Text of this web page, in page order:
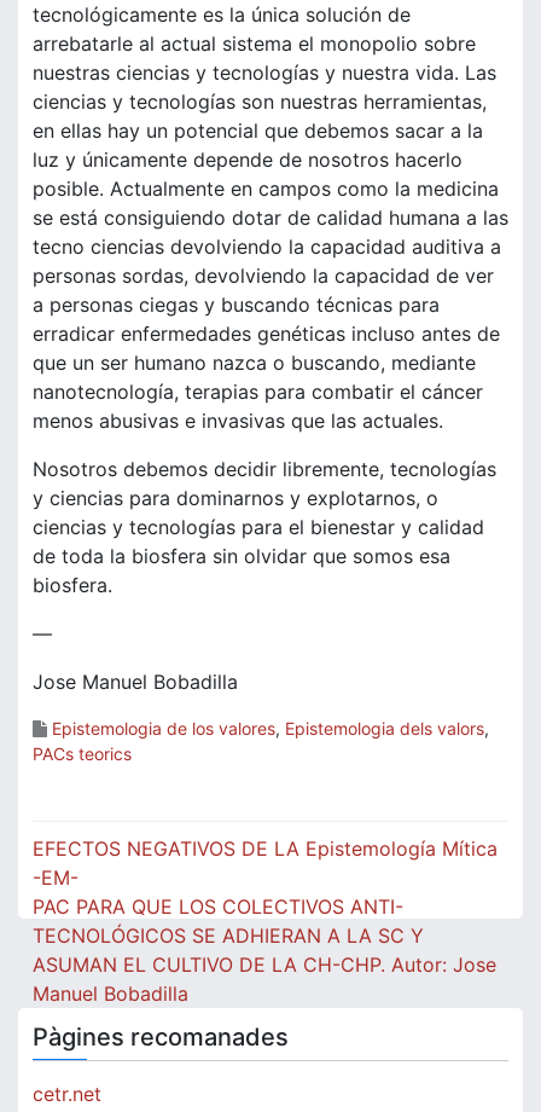
tecnológicamente es la única solución de
arrebatarle al actual sistema el monopolio sobre
nuestras ciencias y tecnologías y nuestra vida. Las
ciencias y tecnologías son nuestras herramientas,
en ellas hay un potencial que debemos sacar a la
luz y únicamente depende de nosotros hacerlo
posible. Actualmente en campos como la medicina
se está consiguiendo dotar de calidad humana a las
tecno ciencias devolviendo la capacidad auditiva a
personas sordas, devolviendo la capacidad de ver
a personas ciegas y buscando técnicas para
erradicar enfermedades genéticas incluso antes de
que un ser humano nazca o buscando, mediante
nanotecnología, terapias para combatir el cáncer
menos abusivas e invasivas que las actuales.
Nosotros debemos decidir libremente, tecnologías
y ciencias para dominarnos y explotarnos, o
ciencias y tecnologías para el bienestar y calidad
de toda la biosfera sin olvidar que somos esa
biosfera.
—
Jose Manuel Bobadilla
Epistemologia de los valores, Epistemologia dels valors,
PACs teorics
Navegació
d'entrades
EFECTOS NEGATIVOS DE LA Epistemología Mítica
-EM-
PAC PARA QUE LOS COLECTIVOS ANTI-
TECNOLÓGICOS SE ADHIERAN A LA SC Y
ASUMAN EL CULTIVO DE LA CH-CHP. Autor: Jose
Manuel Bobadilla
Pàgines recomanades
cetr.net